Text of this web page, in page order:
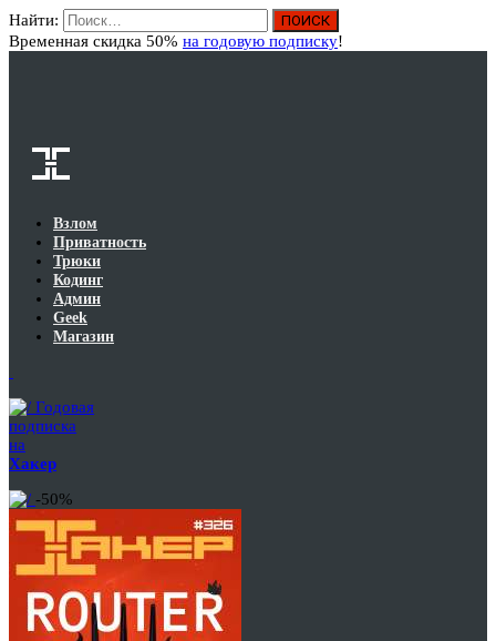
Найти:
Временная скидка 50% на годовую подписку!
Взлом
Приватность
Трюки
Кодинг
Админ
Geek
Магазин
Годовая
подписка
на
Хакер
-50%